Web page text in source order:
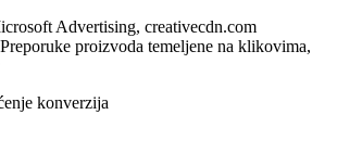
Advertising, creativecdn.com
proizvoda temeljene na klikovima,
konverzija